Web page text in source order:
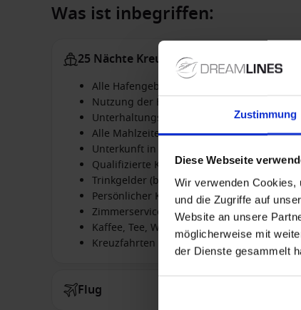
Zustimmung
Diese Webseite
Wir verwenden Cookies,
und die Zugriffe auf
Website an unsere
möglicherweise mit
der Dienste gesammelt
Was ist inbegriffen:
25 Nächte Kreuzfahrt
Alle Hafengebühren
Nutzung der Bordeinrichtung, wie
Unterhaltungsprogramme und Shows
Alle Mahlzeiten in den Haupt- und
Unterkunft in der von Ihnen gewählten
Qualifizierte Kinderbetreuung
Trinkgelder (bei Abfahrten ab Mitte Mai
Persönlicher Kabinenservice
Zimmerservice
Kaffee, Tee, Wasser und Säfte in den
Kreuzfahrten mit der Arcadia sind erst mit
Flug